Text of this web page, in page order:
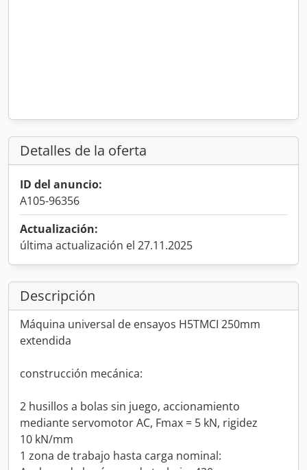
Detalles de la oferta
ID del anuncio:
A105-96356
Actualización:
última actualización el 27.11.2025
Descripción
Máquina universal de ensayos H5TMCI 250mm
extendida
construcción mecánica:
2 husillos a bolas sin juego, accionamiento
mediante servomotor AC, Fmax = 5 kN, rigidez
10 kN/mm
1 zona de trabajo hasta carga nominal: